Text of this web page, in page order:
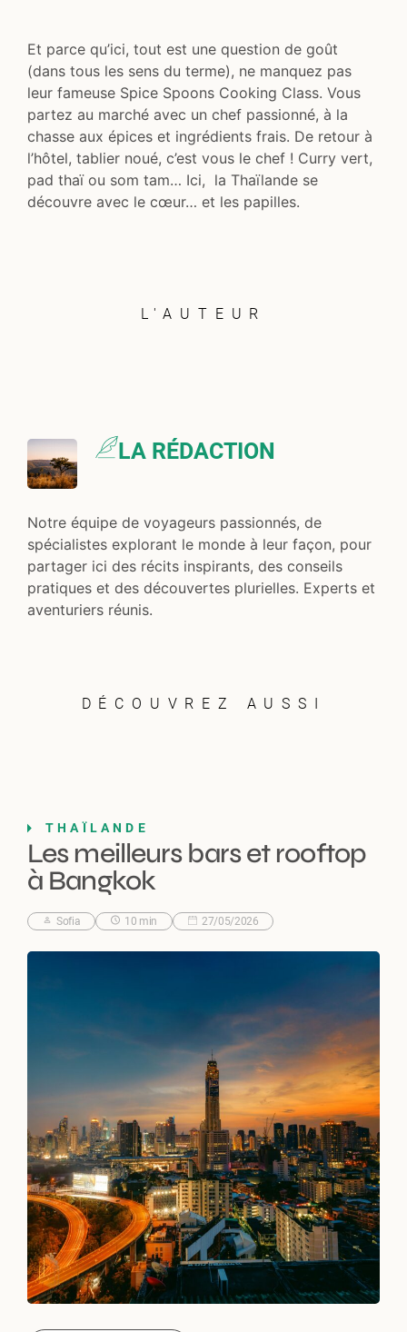
Et parce qu’ici, tout est une question de goût
(dans tous les sens du terme), ne manquez pas
leur fameuse Spice Spoons Cooking Class. Vous
partez au marché avec un chef passionné, à la
chasse aux épices et ingrédients frais. De retour à
l’hôtel, tablier noué, c’est vous le chef ! Curry vert,
pad thaï ou som tam… Ici, la Thaïlande se
découvre avec le cœur… et les papilles.
L'AUTEUR
LA RÉDACTION
Notre équipe de voyageurs passionnés, de
spécialistes explorant le monde à leur façon, pour
partager ici des récits inspirants, des conseils
pratiques et des découvertes plurielles. Experts et
aventuriers réunis.
DÉCOUVREZ AUSSI
THAÏLANDE
Les meilleurs bars et rooftop
à Bangkok
Sofia 10 min 27/05/2026